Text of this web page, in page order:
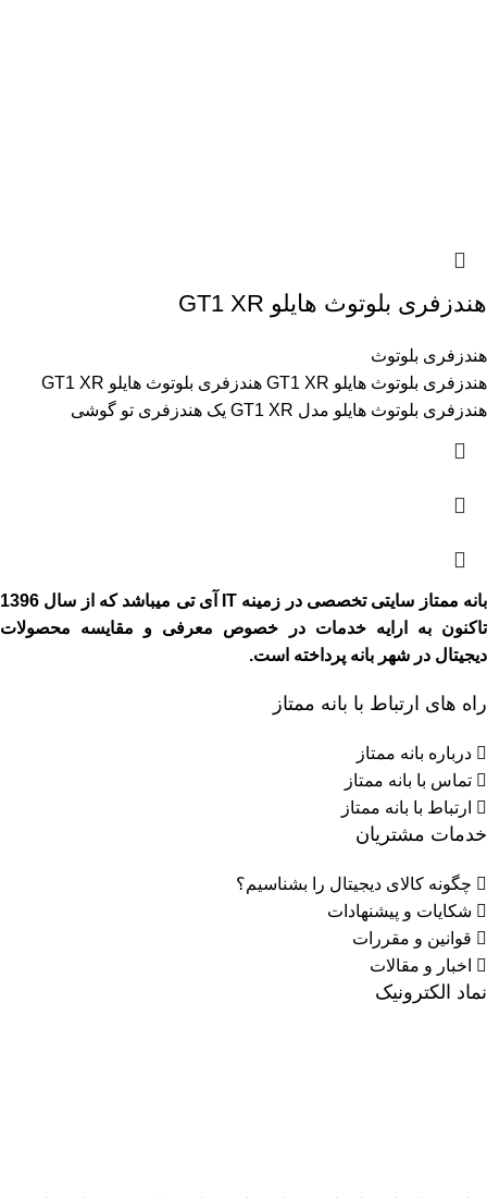
هندزفری بلوتوث هایلو GT1 XR
هندزفری بلوتوث
هندزفری بلوتوث هایلو GT1 XR هندزفری بلوتوث هایلو GT1 XR
هندزفری بلوتوث هایلو مدل GT1 XR یک هندزفری تو گوشی
بانه ممتاز سایتی تخصصی در زمینه IT آی تی میباشد که از سال 1396
تاکنون به ارایه خدمات در خصوص معرفی و مقایسه محصولات
دیجیتال در شهر بانه پرداخته است.
راه های ارتباط با بانه ممتاز
درباره بانه ممتاز
تماس با بانه ممتاز
ارتباط با بانه ممتاز
خدمات مشتریان
چگونه کالای دیجیتال را بشناسیم؟
شکایات و پیشنهادات
قوانین و مقررات
اخبار و مقالات
نماد الکترونیک